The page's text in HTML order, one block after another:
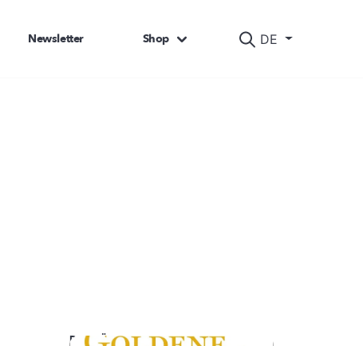
DE
Newsletter Shop
DAS KÖNNTE SIE AUCH INTERESSIEREN: